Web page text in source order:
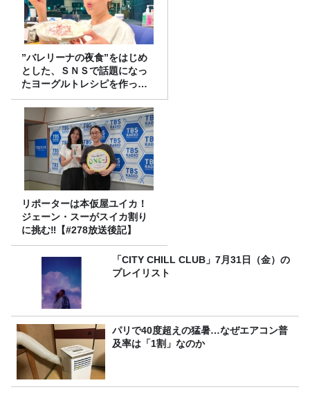
”バレリーナの夜食”をはじめ
とした、ＳＮＳで話題になっ
たヨーグルトレシピを作って
みた！
リポーターは本仮屋ユイカ！
ジェーン・スーがスイカ割り
に挑む‼【#278放送後記】
「CITY CHILL CLUB」7月31日（金）の
プレイリスト
パリで40度超えの猛暑…なぜエアコン普
及率は「1割」なのか